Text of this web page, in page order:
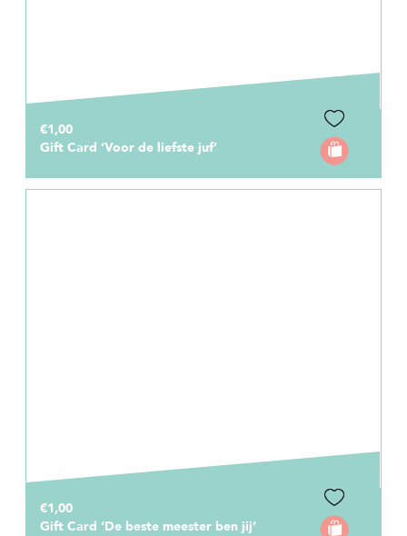
€1,00
Gift Card ‘Voor de liefste juf’
€1,00
Gift Card ‘De beste meester ben jij’